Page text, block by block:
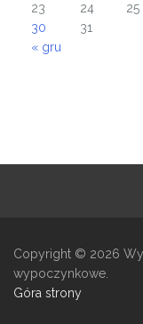
« gru
23
24 25
30
31
Copyright © 2026
wypoczynkowe.
Góra strony